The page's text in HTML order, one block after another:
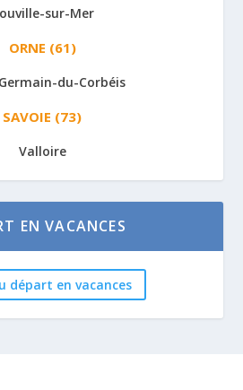
sur-Mer
ORNE (61)
du-Corbéis
SAVOIE (73)
Valloire
EN VACANCES
départ en vacances